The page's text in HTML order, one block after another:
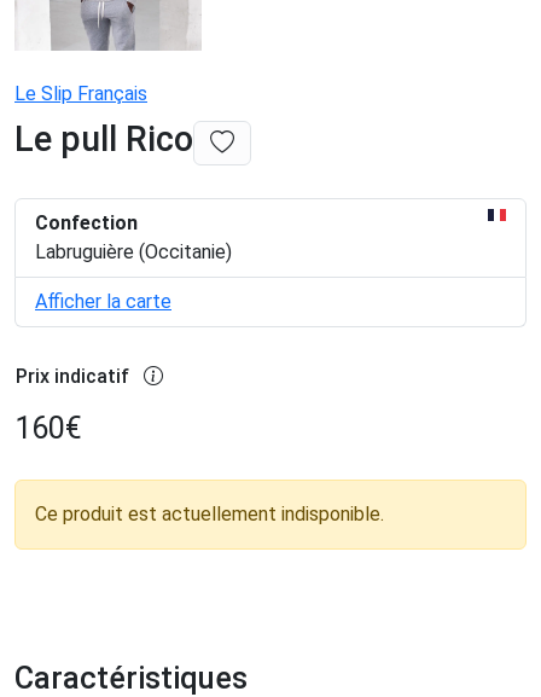
Le Slip Français
Le pull Rico
Confection
Labruguière (Occitanie)
Afficher la carte
Prix indicatif
160€
Ce produit est actuellement indisponible.
Caractéristiques